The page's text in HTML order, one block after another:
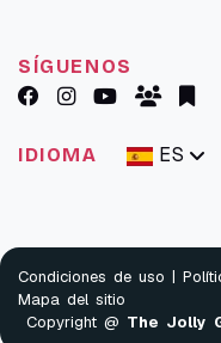
SÍGUENOS
IDIOMA ES
Condiciones de uso |
Mapa del sitio
Copyright @ The Jolly